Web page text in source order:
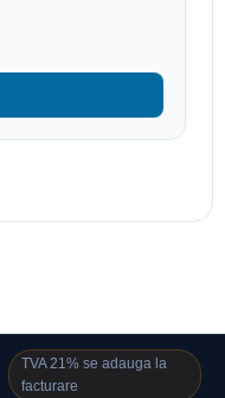
TVA 21% se adauga la
facturare